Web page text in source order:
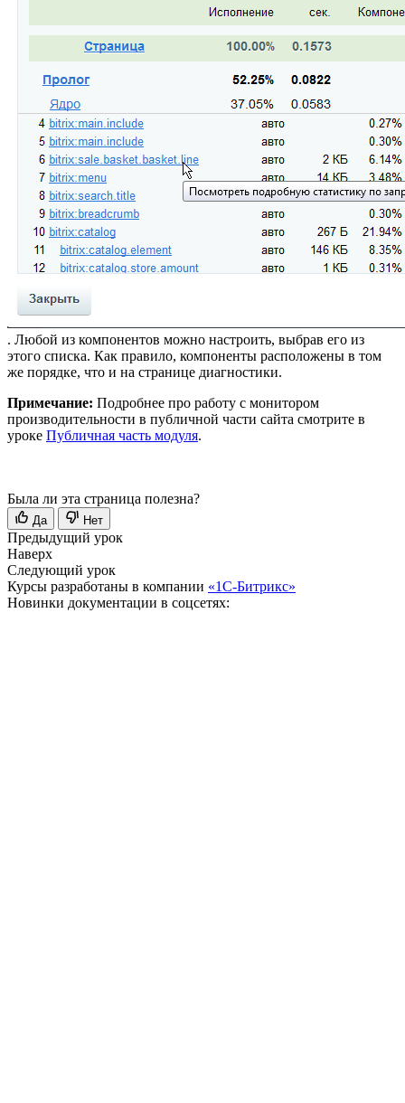
. Любой из компонентов можно настроить, выбрав его из
этого списка. Как правило, компоненты расположены в том
же порядке, что и на странице диагностики.
Примечание: Подробнее про работу с монитором
производительности в публичной части сайта смотрите в
уроке Публичная часть модуля.
Была ли эта страница полезна?
Да Нет
Предыдущий урок
Наверх
Следующий урок
Курсы разработаны в компании «1С-Битрикс»
Новинки документации в соцсетях: